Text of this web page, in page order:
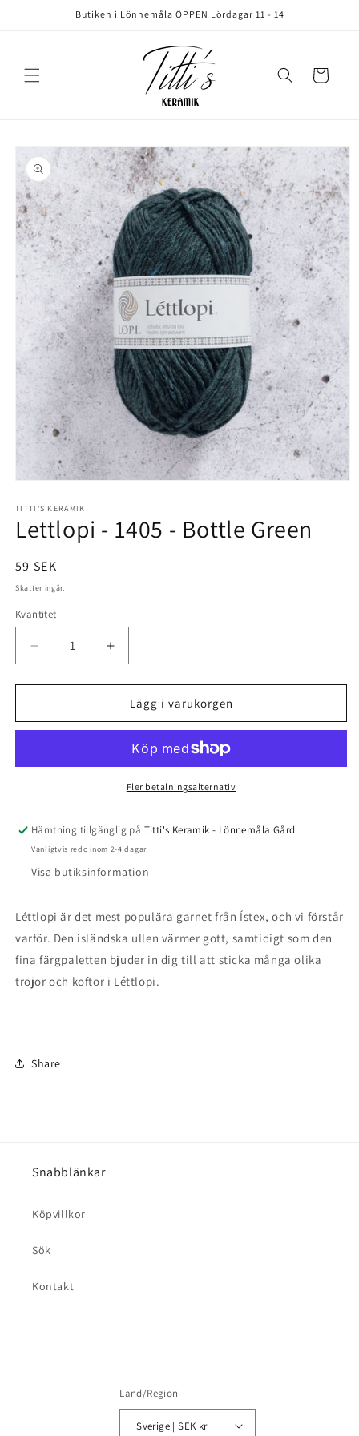
Butiken i Lönnemåla ÖPPEN Lördagar 11 - 14
Varukorg
1
i
modalfönster
TITTI'S KERAMIK
Lettlopi - 1405 - Bottle Green
Ordinarie
pris
59 SEK
Skatter ingår.
Kvantitet
Kvantitet
Minska
kvantitet
för
-
Bottle
Öka
kvantitet
för
Lettlopi
-
Bottle
Green
Lägg i varukorgen
Fler betalningsalternativ
Hämtning tillgänglig på Titti's Keramik - Lönnemåla Gård
Vanligtvis redo inom 2-4 dagar
Visa butiksinformation
Léttlopi är det mest populära garnet från Ístex, och vi förstår
varför. Den isländska ullen värmer gott, samtidigt som den
fina färgpaletten bjuder in dig till att sticka många olika
tröjor och koftor i Léttlopi.
Share
Snabblänkar
Köpvillkor
Sök
Kontakt
Land/Region
Sverige | SEK kr